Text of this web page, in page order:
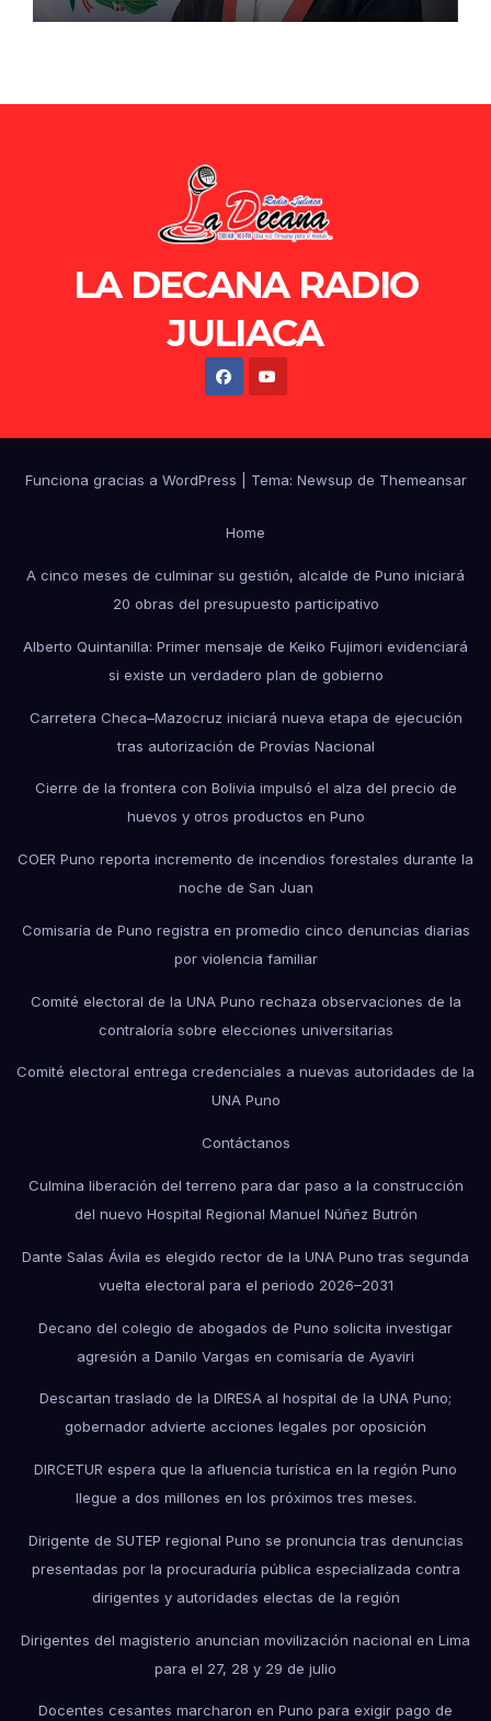
LA DECANA RADIO
JULIACA
Funciona gracias a WordPress Tema: Newsup de Themeansar
Home
A cinco meses de culminar su gestión, alcalde de Puno iniciará
20 obras del presupuesto participativo
Alberto Quintanilla: Primer mensaje de Keiko Fujimori evidenciará
si existe un verdadero plan de gobierno
Carretera Checa–Mazocruz iniciará nueva etapa de ejecución
tras autorización de Provías Nacional
Cierre de la frontera con Bolivia impulsó el alza del precio de
huevos y otros productos en Puno
COER Puno reporta incremento de incendios forestales durante la
noche de San Juan
Comisaría de Puno registra en promedio cinco denuncias diarias
por violencia familiar
Comité electoral de la UNA Puno rechaza observaciones de la
contraloría sobre elecciones universitarias
Comité electoral entrega credenciales a nuevas autoridades de la
UNA Puno
Contáctanos
Culmina liberación del terreno para dar paso a la construcción
del nuevo Hospital Regional Manuel Núñez Butrón
Dante Salas Ávila es elegido rector de la UNA Puno tras segunda
vuelta electoral para el periodo 2026–2031
Decano del colegio de abogados de Puno solicita investigar
agresión a Danilo Vargas en comisaría de Ayaviri
Descartan traslado de la DIRESA al hospital de la UNA Puno;
gobernador advierte acciones legales por oposición
DIRCETUR espera que la afluencia turística en la región Puno
llegue a dos millones en los próximos tres meses.
Dirigente de SUTEP regional Puno se pronuncia tras denuncias
presentadas por la procuraduría pública especializada contra
dirigentes y autoridades electas de la región
Dirigentes del magisterio anuncian movilización nacional en Lima
para el 27, 28 y 29 de julio
Docentes cesantes marcharon en Puno para exigir pago de